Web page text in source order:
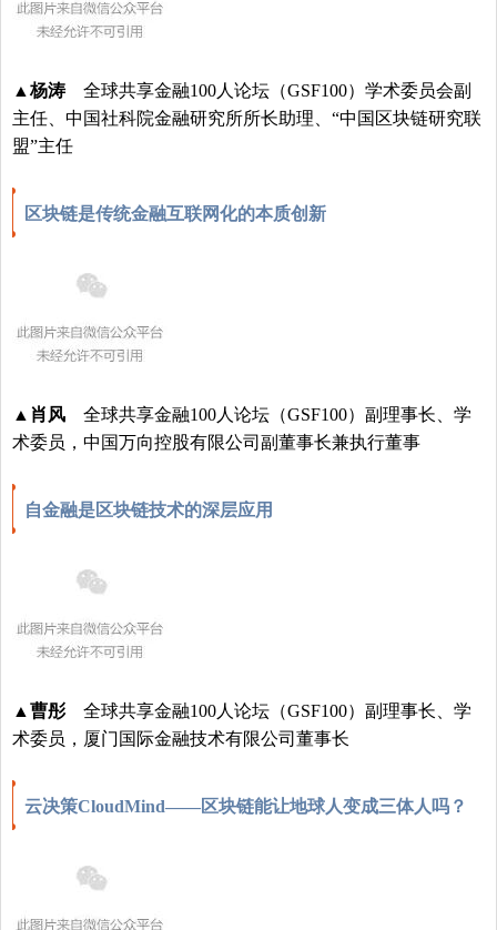
▲ 杨涛
全球共享金融100人论坛（GSF100）学术委员会副
主任、 中国社科院金融研究所所长助理、“中国区块链研究联
盟”主任
区块链是传统金融互联网化的本质创新
▲ 肖风
全球共享金融100人论坛（GSF100）副理事长、学
术委员，中国万向控股有限公司副董事长兼执行董事
自金融是区块链技术的深层应用
▲曹彤全球共享金融100人论坛（GSF100）副理事长、学
术委员，厦门国际金融技术有限公司董事长
云决策CloudMind——区块链能让地球人变成三体人吗？